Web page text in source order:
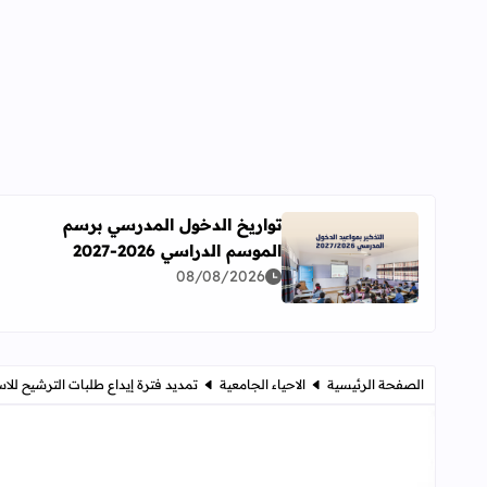
اقرأ المزيد عن تواريخ الدخول المدرسي برسم الموسم
تواريخ الدخول المدرسي برسم
الموسم الدراسي 2026-2027
08/08/2026
الصفحة الرئيسية الاحياء الجامعية تمديد فترة إيداع طلبات الترشيح